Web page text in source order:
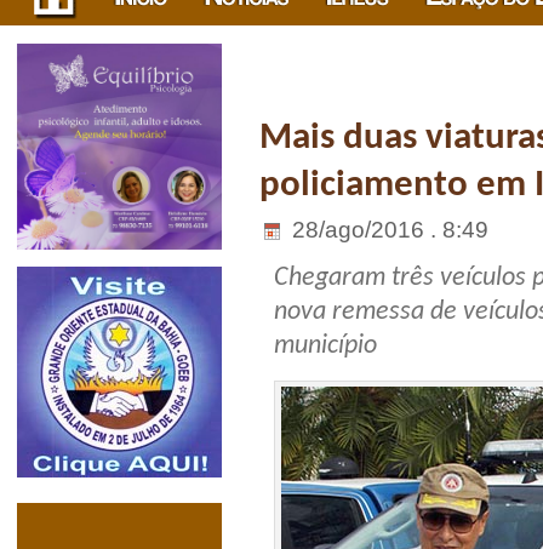
Mais duas
policiamento em
28/ago/2016 . 8:49
Chegaram três veículos
nova remessa de
município